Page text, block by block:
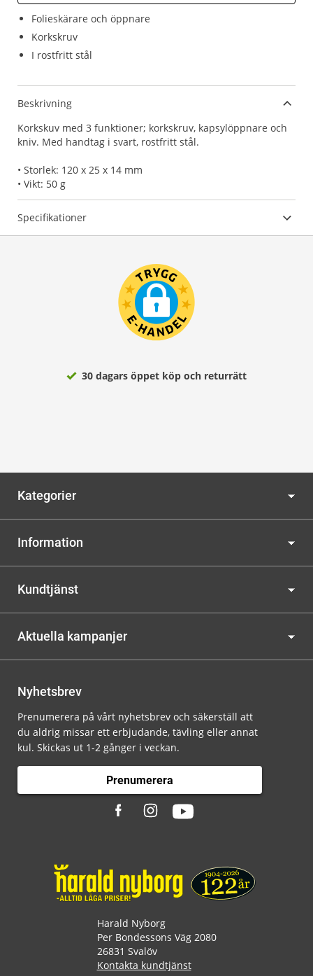
Folieskärare och öppnare
Korkskruv
I rostfritt stål
Beskrivning
Korkskuv med 3 funktioner; korkskruv, kapsylöppnare och
kniv. Med handtag i svart, rostfritt stål.
• Storlek: 120 x 25 x 14 mm
• Vikt: 50 g
Specifikationer
30 dagars öppet köp och returrätt
Kategorier
Information
Kundtjänst
Aktuella kampanjer
Nyhetsbrev
Prenumerera på vårt nyhetsbrev och säkerställ att
du aldrig missar ett erbjudande, tävling eller annat
kul. Skickas ut 1-2 gånger i veckan.
Prenumerera
Harald Nyborg
Per Bondessons Väg 2080
26831 Svalöv
Kontakta kundtjänst